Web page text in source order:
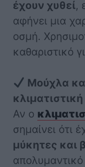
έχουν χυθεί,
αφήνει μια
οσμή.
καθαριστικό
Μούχλα
Αν ο
σημαίνει ότι
μύκητες και